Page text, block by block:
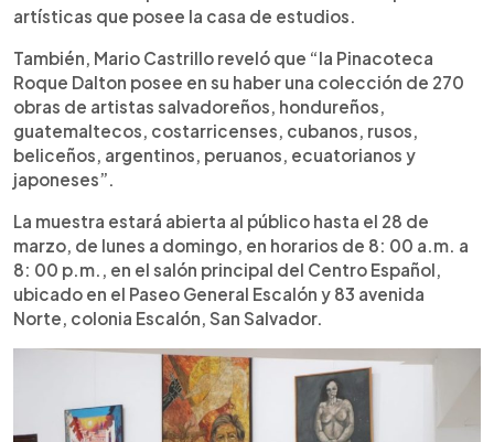
artísticas que posee la casa de estudios.
También, Mario Castrillo reveló que “la Pinacoteca
Roque Dalton posee en su haber una colección de 270
obras de artistas salvadoreños, hondureños,
guatemaltecos, costarricenses, cubanos, rusos,
beliceños, argentinos, peruanos, ecuatorianos y
japoneses”.
La muestra estará abierta al público hasta el 28 de
marzo, de lunes a domingo, en horarios de 8: 00 a.m. a
8: 00 p.m., en el salón principal del Centro Español,
ubicado en el Paseo General Escalón y 83 avenida
Norte, colonia Escalón, San Salvador.